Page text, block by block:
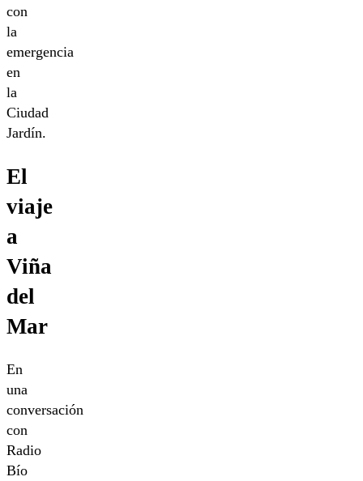
con
la
emergencia
en
la
Ciudad
Jardín.
El
viaje
a
Viña
del
Mar
En
una
conversación
con
Radio
Bío